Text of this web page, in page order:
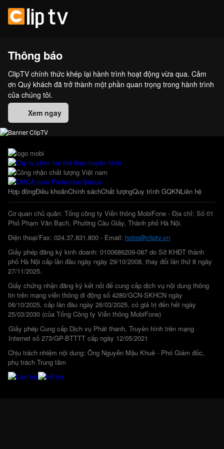
Thông báo
ClipTV chính thức khép lại hành trình hoạt động vừa qua. Cảm
ơn Quý khách đã trở thành một phần quan trọng trong hành trình
của chúng tôi.
Xem ngay
Hợp đồngĐiều khoảnChính sáchChất lượngQuy trình GQKNLiên hệ
Cơ quan chủ quản: Tổng công ty Viễn thông MobiFone - Địa chỉ: Số 01
Phố Phạm Văn Bạch, Phường Cầu Giấy, Thành phố Hà Nội.
Điện thoại/Fax: 024.37.831.800 - Email: hotro@cliptv.vn
Giấy phép đăng ký kinh doanh: 0100686209-087 do Sở KHĐT thành
phố Hà Nội cấp lần đầu ngày ngày 29/10/2008, thay đổi lần thứ 8 ngày
27/11/2025.
Giấy chứng nhận đăng ký kết nối để cung cấp dịch vụ nội dung thông
tin trên mạng viễn thông di động số 4280/GCN-SKHCN ngày
06/10/2025, cấp lần đầu ngày 26/03/2025, có giá trị đến hết ngày
25/03/2030 (của Tổng Công ty Viễn thông MobiFone)
Giấy phép Cung cấp Dịch vụ Phát thanh, Truyền hình trên mạng
Internet số 273/GP-BTTTT cấp ngày 12/05/2021
Chịu trách nhiệm nội dung: Ông Nguyễn Mậu Khuê - Phó Giám đốc,
phụ trách Trung tâm